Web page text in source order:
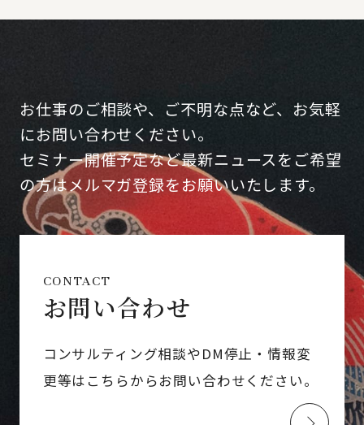
お仕事のご相談や、ご不明な点など、お気軽
にお問い合わせください。
セミナー開催予定など最新ニュースをご希望
の方はメルマガ登録をお願いいたします。
CONTACT
お問い合わせ
コンサルティング相談やDM停止・情報変
更等はこちらからお問い合わせください。